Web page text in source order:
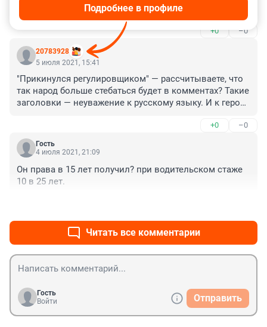
+0 –0
20783928
Подробнее в профиле
5 июля 2021, 15:41
"Прикинулся регулировщиком" — рассчитываете, что
так народ больше стебаться будет в комментах? Такие
заголовки — неуважение к русскому языку. И к герою
+0 –0
Гость
4 июля 2021, 21:09
Он права в 15 лет получил? при водительском стаже
10 в 25 лет.
Читать все комментарии
Гость
Войти
Отправить